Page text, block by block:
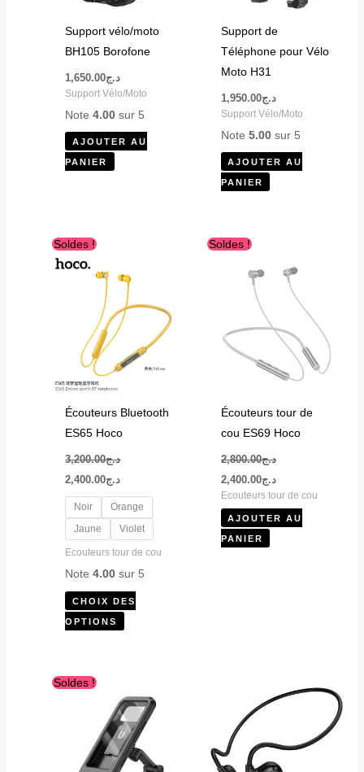
Support vélo/moto
BH105 Borofone
د.ج1,650.00
Support Vélo/Moto
Note4.00 sur 5
AJOUTER AU
PANIER
Support de
Téléphone pour Vélo
Moto H31
د.ج1,950.00
Support Vélo/Moto
Note 5.00sur 5
AJOUTER AU
PANIER
Soldes !
Écouteurs Bluetooth
ES65 Hoco
د.ج3,200.00
Le
prix
initial
د.ج2,400.00
est :
Noir
Orange
Jaune
Violet
Ecouteurs tour de cou
Note4.00 sur 5
CHOIX DES
OPTIONS
a
plusieurs
variations.
Les
options
être
du
produit
Soldes !
Écouteurs tour de
cou ES69 Hoco
د.ج2,800.00
Le
prix
د.ج2,400.00
actuel
est :
Ecouteurs tour de cou
AJOUTER AU
PANIER
Soldes !
Le
prix
د.ج3,300.00.
actuel
est :